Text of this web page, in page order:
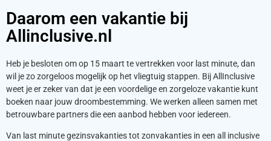
Daarom een vakantie bij
Allinclusive.nl
Heb je besloten om op 15 maart te vertrekken voor last minute, dan
wil je zo zorgeloos mogelijk op het vliegtuig stappen. Bij AllInclusive
weet je er zeker van dat je een voordelige en zorgeloze vakantie kunt
boeken naar jouw droombestemming. We werken alleen samen met
betrouwbare partners die een aanbod hebben voor iedereen.
Van last minute gezinsvakanties tot zonvakanties in een all inclusive